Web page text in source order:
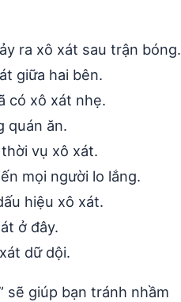
ra xô xát sau trận bóng.
giữa hai bên.
có xô xát nhẹ.
quán ăn.
vụ xô xát.
mọi người lo lắng.
hiệu xô xát.
ở đây.
dữ dội.
sẽ giúp bạn tránh nhầm